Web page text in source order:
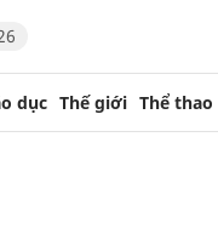
dục Thế giới Thể thao